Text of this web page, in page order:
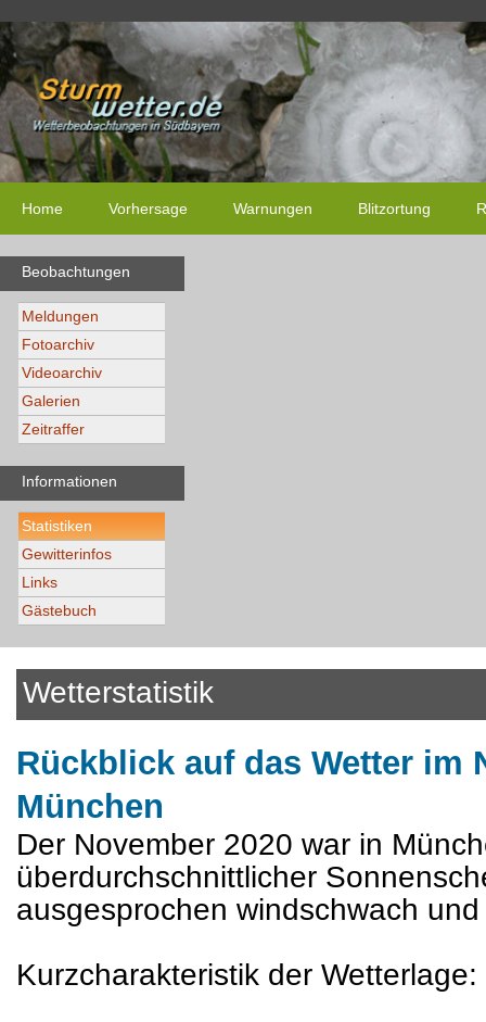
Home Vorhersage Warnungen Blitzortung
Beobachtungen
Meldungen
Fotoarchiv
Videoarchiv
Galerien
Zeitraffer
Informationen
Statistiken
Gewitterinfos
Links
Gästebuch
Wetterstatistik
Rückblick auf das Wetter im
München
Der November 2020 war in
überdurchschnittlicher
ausgesprochen windschwach
Kurzcharakteristik der Wetterlage: